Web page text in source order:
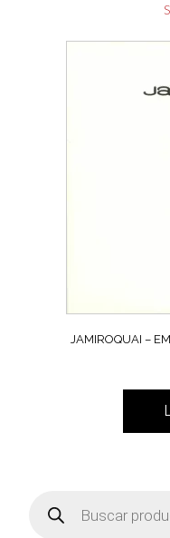
JAMIROQUAI –
productos